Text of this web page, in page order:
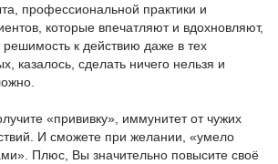
профессиональной практики и
которые впечатляют и вдохновляют,
к действию даже в тех
казалось, сделать ничего нельзя и
«прививку», иммунитет от чужих
И сможете при желании, «умело
Плюс, Вы значительно повысите своё